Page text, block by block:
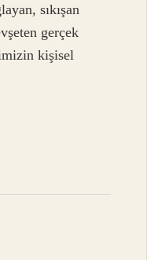
sıkışan
gerçek
kişisel